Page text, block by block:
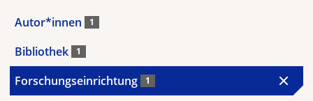
Autor*innen 1
Bibliothek 1
Forschungseinrichtung 1